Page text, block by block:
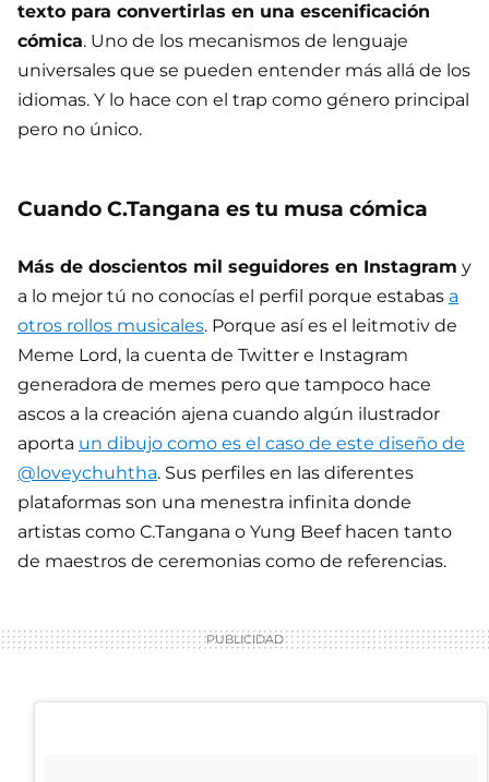
texto para convertirlas en una escenificación
cómica. Uno de los mecanismos de lenguaje
universales que se pueden entender más allá de los
idiomas. Y lo hace con el trap como género principal
pero no único.
Cuando C.Tangana es tu musa cómica
Más de doscientos mil seguidores en Instagram y
a lo mejor tú no conocías el perfil porque estabas a
otros rollos musicales. Porque así es el leitmotiv de
Meme Lord, la cuenta de Twitter e Instagram
generadora de memes pero que tampoco hace
ascos a la creación ajena cuando algún ilustrador
aporta un dibujo como es el caso de este diseño de
@loveychuhtha. Sus perfiles en las diferentes
plataformas son una menestra infinita donde
artistas como C.Tangana o Yung Beef hacen tanto
de maestros de ceremonias como de referencias.